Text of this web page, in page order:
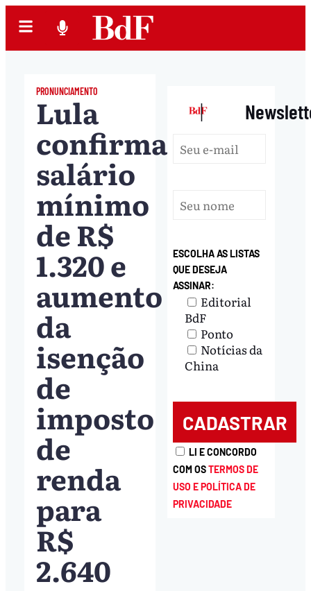
PRONUNCIAMENTO
Lula
confirma
salário
mínimo
de R$
1.320 e
aumento
da
isenção
de
imposto
de
renda
para
R$
2.640
|
ESCOLHA AS LISTAS
QUE DESEJA
ASSINAR:
Editorial
BdF
Ponto
Notícias da
China
LI E CONCORDO
COM OSTERMOS DE
USO E POLÍTICA DE
PRIVACIDADE